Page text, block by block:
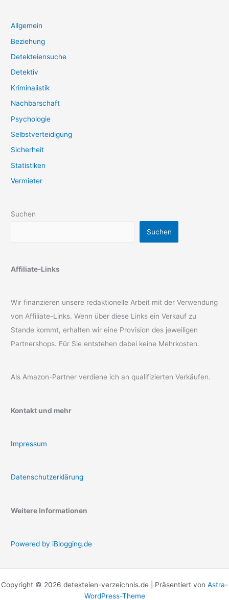
Allgemein
Beziehung
Detekteiensuche
Detektiv
Kriminalistik
Nachbarschaft
Psychologie
Selbstverteidigung
Sicherheit
Statistiken
Vermieter
Suchen
Suchen
Affiliate-Links
Wir finanzieren unsere redaktionelle Arbeit mit der Verwendung
von Affiliate-Links. Wenn über diese Links ein Verkauf zu
Stande kommt, erhalten wir eine Provision des jeweiligen
Partnershops. Für Sie entstehen dabei keine Mehrkosten.
Als Amazon-Partner verdiene ich an qualifizierten Verkäufen.
Kontakt und mehr
Impressum
Datenschutzerklärung
Weitere Informationen
Powered by iBlogging.de
Copyright © 2026 detekteien-verzeichnis.de | Präsentiert von Astra-
WordPress-Theme